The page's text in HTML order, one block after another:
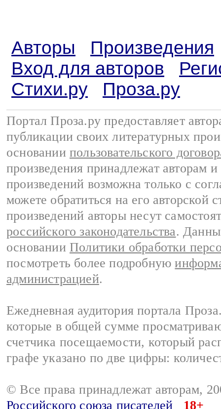
Авторы
Произведения
Вход для авторов
Стихи.ру
Проза.ру
Портал Проза.ру предоставляет
публикации своих литературных
основании пользовательского
произведения принадлежат авторам
произведений возможна только с
можете обратиться на его авторской
произведений авторы несут
российского законодательства.
основании Политики обработки
посмотреть более подробную
администрацией.
Ежедневная аудитория портала
которые в общей сумме
счетчика посещаемости, который
графе указано по две цифры:
© Все права принадлежат авторам,
Российского союза писателей
18+